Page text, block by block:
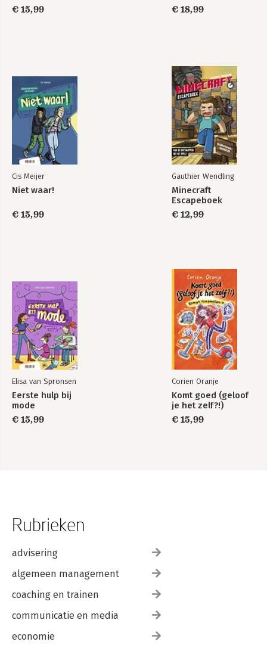
€ 15,99
€ 18,99
Cis Meijer
Niet waar!
€ 15,99
Gauthier Wendling
Minecraft
Escapeboek
€ 12,99
Elisa van Spronsen
Eerste hulp bij
mode
€ 15,99
Corien Oranje
Komt goed (geloof
je het zelf?!)
€ 15,99
Rubrieken
advisering
algemeen management
coaching en trainen
communicatie en media
economie